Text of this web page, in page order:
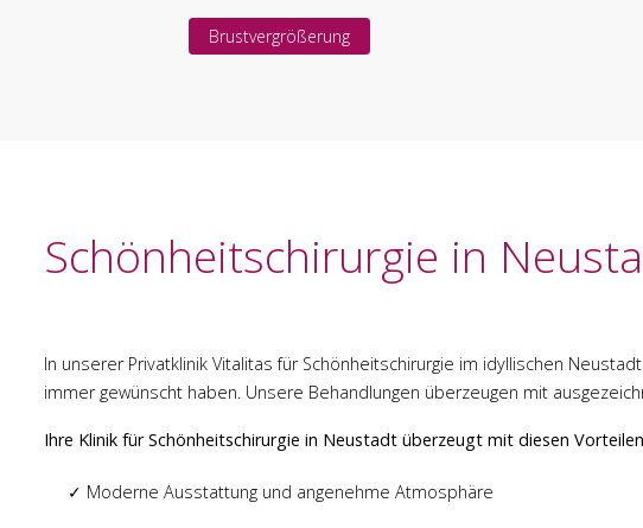
Brustvergrößerung
Schönheitschirurgie in
In unserer Privatklinik Vitalitas für Schönheitschirurgie im idyllischen
immer gewünscht haben. Unsere Behandlungen überzeugen mit
Ihre Klinik für Schönheitschirurgie in Neustadt überzeugt mit diesen
✓ Moderne Ausstattung und angenehme Atmosphäre